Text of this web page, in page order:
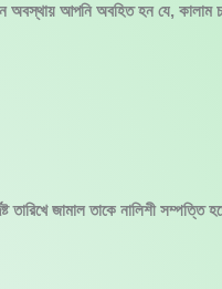
অবস্থায় আপনি অবহিত হন যে, কালাম
তারিখে জামাল তাকে নালিশী